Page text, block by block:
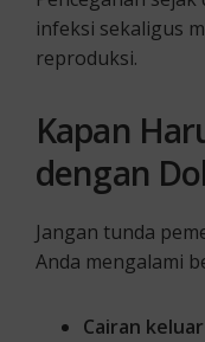
infeksi sekaligus
reproduksi.
Kapan
dengan
Jangan tunda
Anda mengalami
Cairan